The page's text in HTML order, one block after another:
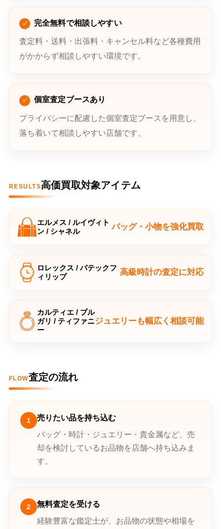
完全無料で相談しやすい
査定料・送料・出張料・キャンセル料など各種費用
がかからず相談しやすい環境です。
個室査定ブースあり
プライバシーに配慮した個室査定ブースを用意し、
落ち着いて相談しやすい店舗です。
RESULTS高価買取対象アイテム
エルメス / ルイヴィト
ン / シャネル
バッグ・小物を強化買取
ロレックス / パテックフ
ィリップ
高級時計の査定に対応
カルティエ / ブル
ガリ / ティファニ
ー
ジュエリーも幅広く相談可能
FLOW査定の流れ
1
売りたい品を持ち込む
バッグ・時計・ジュエリー・貴金属など、売
却を検討しているお品物を店舗へ持ち込みま
す。
2
無料査定を受ける
経験豊富な鑑定士が、お品物の状態や相場を